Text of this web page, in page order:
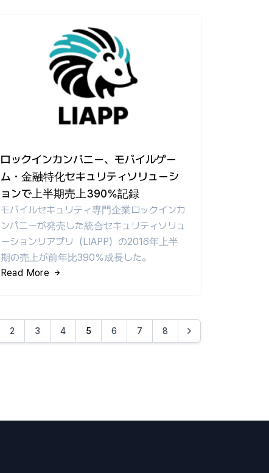
ロックインカンパニー、モバイルゲー
ム・金融特化セキュリティソリューシ
ョンで上半期売上390％記録
モバイルセキュリティ専門企業ロックインカ
ンパニーが発売した統合セキュリティソリュ
ーションリアプリ（LIAPP）の2016年上半
期の売上が前年比390％成長した。
Read More
2 3 4 5 6 7 8